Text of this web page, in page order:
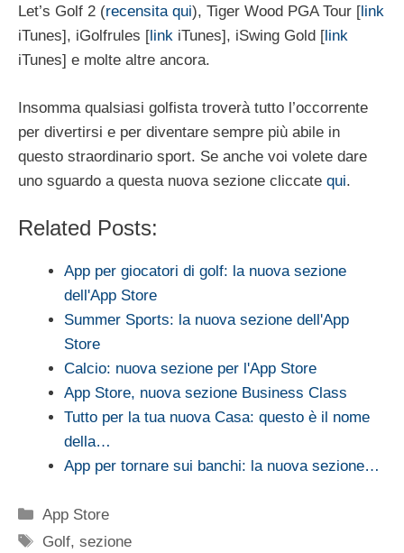
Let’s Golf 2 (recensita qui), Tiger Wood PGA Tour [link
iTunes], iGolfrules [link iTunes], iSwing Gold [link
iTunes] e molte altre ancora.
Insomma qualsiasi golfista troverà tutto l’occorrente
per divertirsi e per diventare sempre più abile in
questo straordinario sport. Se anche voi volete dare
uno sguardo a questa nuova sezione cliccate qui.
Related Posts:
App per giocatori di golf: la nuova sezione
dell'App Store
Summer Sports: la nuova sezione dell'App
Store
Calcio: nuova sezione per l'App Store
App Store, nuova sezione Business Class
Tutto per la tua nuova Casa: questo è il nome
della…
App per tornare sui banchi: la nuova sezione…
Categorie
App Store
Tag
Golf,sezione